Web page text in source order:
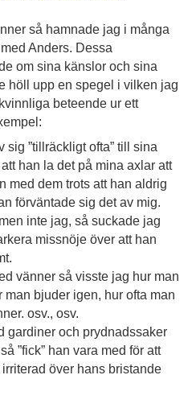
så hamnade jag i många
Anders. Dessa
om sina känslor och sina
höll upp en spegel i vilken jag
beteende ur ett
sig ”tillräckligt ofta” till sina
han la det på mina axlar att
med dem trots att han aldrig
förväntade sig det av mig.
inte jag, så suckade jag
missnöje över att han
vänner så visste jag hur man
man bjuder igen, hur ofta man
osv., osv.
gardiner och prydnadssaker
”fick” han vara med för att
över hans bristande